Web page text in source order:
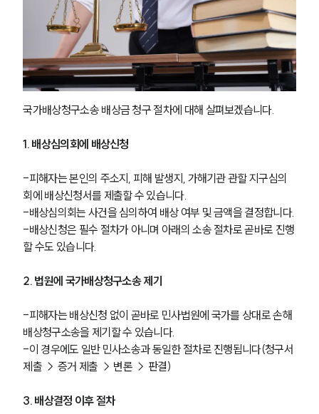
그룹소개
그룹소개
대륜의 강점
오시는 길
글로벌 파트너 로펌
고객의 소리
업무사례
주요 업무사례
사례분석/최신동향
고객후기
업무분야
국방군사그룹 업무
전체
국가배상청구소송 배상금 청구 절차에 대해 살펴보겠습니다.
1. 배상심의회에 배상신청
-피해자는 본인의 주소지, 피해 발생지, 가해기관 관할 지구심의
회에 배상신청서를 제출할 수 있습니다.
-배상심의회는 사건을 심의하여 배상 여부 및 금액을 결정합니다.
-배상신청은 필수 절차가 아니며 아래의 소송 절차로 곧바로 진행
할 수도 있습니다.
2. 법원에 국가배상청구소송 제기
-피해자는 배상신청 없이 곧바로 민사법원에 국가를 상대로 손해
배상청구소송을 제기할 수 있습니다.
-이 경우에도 일반 민사소송과 동일한 절차로 진행됩니다(청구서
제출 → 증거 제출 → 변론 → 판결)
3. 배상결정 이후 절차